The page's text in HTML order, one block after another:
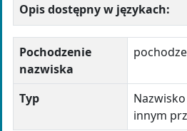
Opis dostępny w językach:
Pochodzenie
nazwiska
Typ
innym